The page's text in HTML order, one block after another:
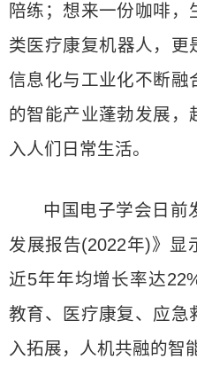
陪练；想来一份咖啡
类医疗康复机器人，
信息化与工业化不断融
的智能产业蓬勃发展，
入人们日常生活。
中国电子学会日前
发展报告(2022年)》显
近5年年均增长率达
教育、医疗康复、应急
入拓展，人机共融的智